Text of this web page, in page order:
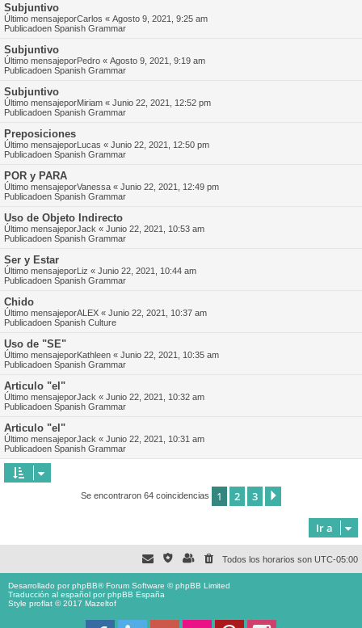
Subjuntivo
Último mensajeporCarlos « Agosto 9, 2021, 9:25 am
Publicadoen Spanish Grammar
Subjuntivo
Último mensajeporPedro « Agosto 9, 2021, 9:19 am
Publicadoen Spanish Grammar
Subjuntivo
Último mensajeporMiriam « Junio 22, 2021, 12:52 pm
Publicadoen Spanish Grammar
Preposiciones
Último mensajeporLucas « Junio 22, 2021, 12:50 pm
Publicadoen Spanish Grammar
POR y PARA
Último mensajeporVanessa « Junio 22, 2021, 12:49 pm
Publicadoen Spanish Grammar
Uso de Objeto Indirecto
Último mensajeporJack « Junio 22, 2021, 10:53 am
Publicadoen Spanish Grammar
Ser y Estar
Último mensajeporLiz « Junio 22, 2021, 10:44 am
Publicadoen Spanish Grammar
Chido
Último mensajeporALEX « Junio 22, 2021, 10:37 am
Publicadoen Spanish Culture
Uso de "SE"
Último mensajeporKathleen « Junio 22, 2021, 10:35 am
Publicadoen Spanish Grammar
Articulo "el"
Último mensajeporJack « Junio 22, 2021, 10:32 am
Publicadoen Spanish Grammar
Articulo "el"
Último mensajeporJack « Junio 22, 2021, 10:31 am
Publicadoen Spanish Grammar
Se encontraron 64 coincidencias 1 2 3
Ir a
Todos los horarios son UTC-05:00
Desarrollado porphpBB® Forum Software © phpBB Limited
Traducción al español porphpBB España
Style proflat © 2017 Mazeltof